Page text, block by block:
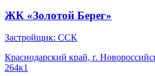
ЖК «Золотой Берег»
Застройщик: ССК
Краснодарский край, г.
264к1